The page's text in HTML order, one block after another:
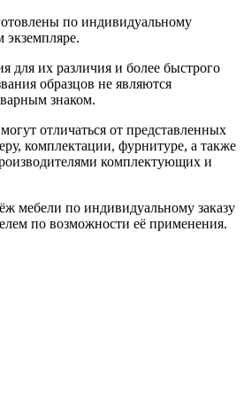
по индивидуальному
экземпляре.
для их различия и более быстрого
образцов не являются
знаком.
отличаться от представленных
комплектации, фурнитуре, а также
комплектующих и
мебели по индивидуальному заказу
по возможности её применения.